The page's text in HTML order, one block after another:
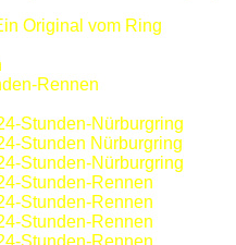
Original vom Ring
Rennen
Stunden-Nürburgring
Stunden Nürburgring
Stunden-Nürburgring
Stunden-Rennen
Stunden-Rennen
Stunden-Rennen
Stunden-Rennen